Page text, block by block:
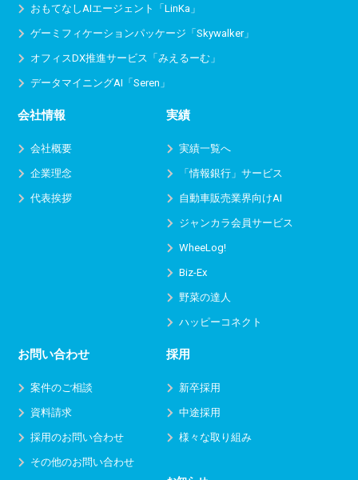
おもてなしAIエージェント「LinKa」
ゲーミフィケーションパッケージ「Skywalker」
オフィスDX推進サービス 「みえるーむ」
データマイニングAI「Seren」
会社情報
会社概要
企業理念
代表挨拶
実績
実績一覧へ
「情報銀行」サービス
自動車販売業界向けAI
ジャンカラ会員サービス
WheeLog!
Biz-Ex
野菜の達人
ハッピーコネクト
お問い合わせ
案件のご相談
資料請求
採用のお問い合わせ
その他のお問い合わせ
採用
新卒採用
中途採用
様々な取り組み